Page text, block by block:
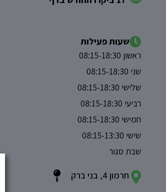
שעות פעילות
ראשון 08:15-18:30
שני 08:15-18:30
שלישי 08:15-18:30
רביעי 08:15-18:30
חמישי 08:15-18:30
שישי 08:15-13:30
שבת סגור
חרמון 4, בני ברק